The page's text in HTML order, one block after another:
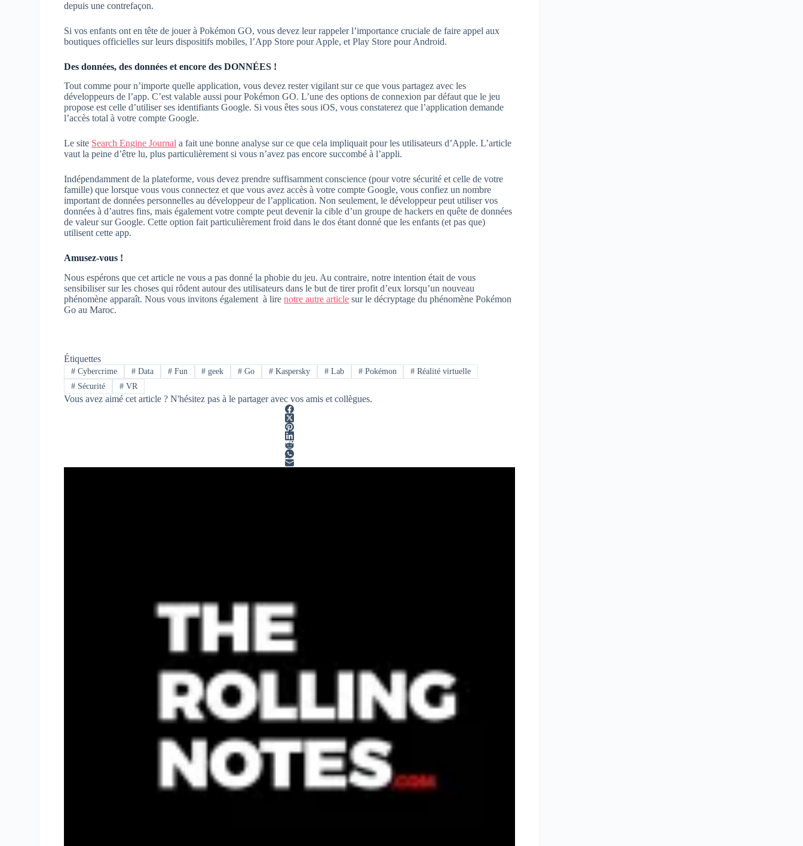
depuis une contrefaçon.
Si vos enfants ont en tête de jouer à Pokémon GO, vous devez leur rappeler l’importance cruciale de faire appel aux
boutiques officielles sur leurs dispositifs mobiles, l’App Store pour Apple, et Play Store pour Android.
Des données, des données et encore des DONNÉES !
Tout comme pour n’importe quelle application, vous devez rester vigilant sur ce que vous partagez avec les
développeurs de l’app. C’est valable aussi pour Pokémon GO. L’une des options de connexion par défaut que le jeu
propose est celle d’utiliser ses identifiants Google. Si vous êtes sous iOS, vous constaterez que l’application demande
l’accès total à votre compte Google.
Le site Search Engine Journal a fait une bonne analyse sur ce que cela impliquait pour les utilisateurs d’Apple. L’article
vaut la peine d’être lu, plus particulièrement si vous n’avez pas encore succombé à l’appli.
Indépendamment de la plateforme, vous devez prendre suffisamment conscience (pour votre sécurité et celle de votre
famille) que lorsque vous vous connectez et que vous avez accès à votre compte Google, vous confiez un nombre
important de données personnelles au développeur de l’application. Non seulement, le développeur peut utiliser vos
données à d’autres fins, mais également votre compte peut devenir la cible d’un groupe de hackers en quête de données
de valeur sur Google. Cette option fait particulièrement froid dans le dos étant donné que les enfants (et pas que)
utilisent cette app.
Amusez-vous !
Nous espérons que cet article ne vous a pas donné la phobie du jeu. Au contraire, notre intention était de vous
sensibiliser sur les choses qui rôdent autour des utilisateurs dans le but de tirer profit d’eux lorsqu’un nouveau
phénomène apparaît. Nous vous invitons également à lirenotre autre article sur le décryptage du phénomène Pokémon
Go au Maroc.
Étiquettes
# Cybercrime #Data #Fun # geek # Go # Kaspersky #Lab #Pokémon # Réalité virtuelle
# Sécurité #VR
Vous avez aimé cet article ? N'hésitez pas à le partager avec vos amis et collègues.